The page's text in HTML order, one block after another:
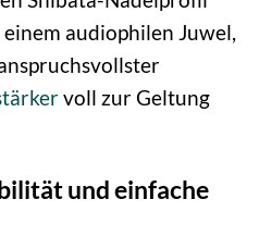
audiophilen Juwel,
voll zur Geltung
und einfache